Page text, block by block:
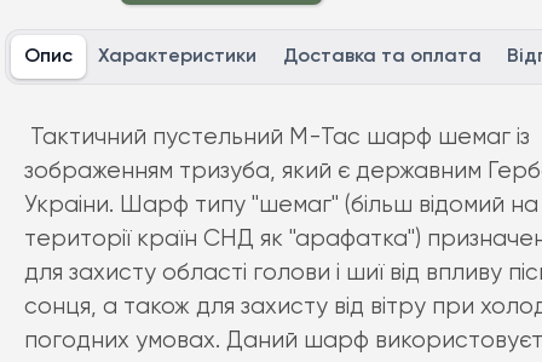
Опис Характеристики Доставка та оплата
Тактичний пустельний M-Tac шарф шемаг із
зображенням тризуба, який є державним
Украіни. Шарф типу "шемаг" (більш відомий на
території країн СНД як "арафатка")
для захисту області голови і шиї від впливу
сонця, а також для захисту від вітру при
погодних умовах. Даний шарф